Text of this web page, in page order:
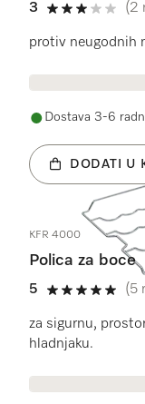
3
3 od 5
(2
protiv neugodnih
Dostava 3-6
DODATI U
KFR 4000
Polica za boce
5
5 od 5
(5
za sigurnu,
hladnjaku.